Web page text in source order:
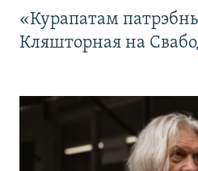
«Курапатам
Кляшторная на